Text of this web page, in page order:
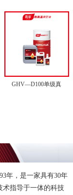
GHV—D100单级真
年，是一家具有30年
术指导于一体的科技